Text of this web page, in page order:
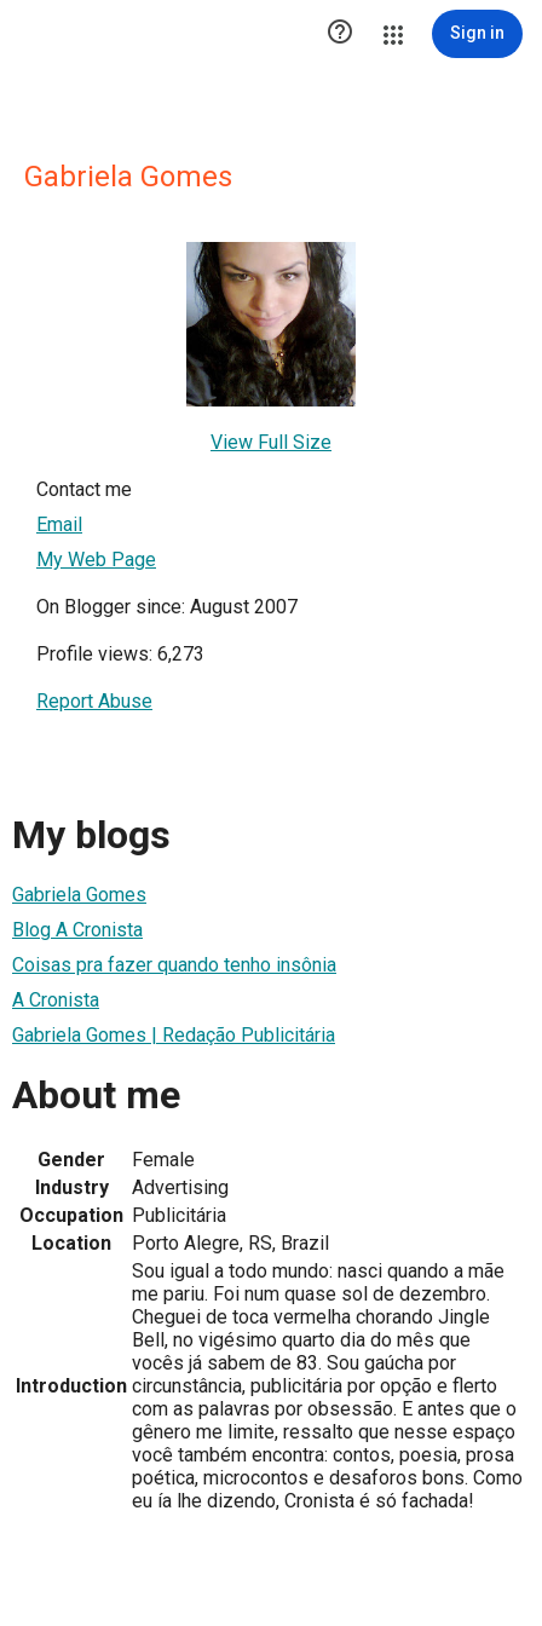
 Sign in
Gabriela Gomes
View Full Size
Contact me
Email
My Web Page
On Blogger since: August 2007
Profile views: 6,273
Report Abuse
My blogs
Gabriela Gomes
Blog A Cronista
Coisas pra fazer quando tenho insônia
A Cronista
Gabriela Gomes | Redação Publicitária
About me
Gender
Female
Industry
Advertising
Occupation Publicitária
Location
Porto Alegre, RS, Brazil
Introduction
Sou igual a todo mundo: nasci quando a mãe
me pariu. Foi num quase sol de dezembro.
Cheguei de toca vermelha chorando Jingle
Bell, no vigésimo quarto dia do mês que
vocês já sabem de 83. Sou gaúcha por
circunstância, publicitária por opção e flerto
com as palavras por obsessão. E antes que o
gênero me limite, ressalto que nesse espaço
você também encontra: contos, poesia, prosa
poética, microcontos e desaforos bons. Como
eu ía lhe dizendo, Cronista é só fachada!